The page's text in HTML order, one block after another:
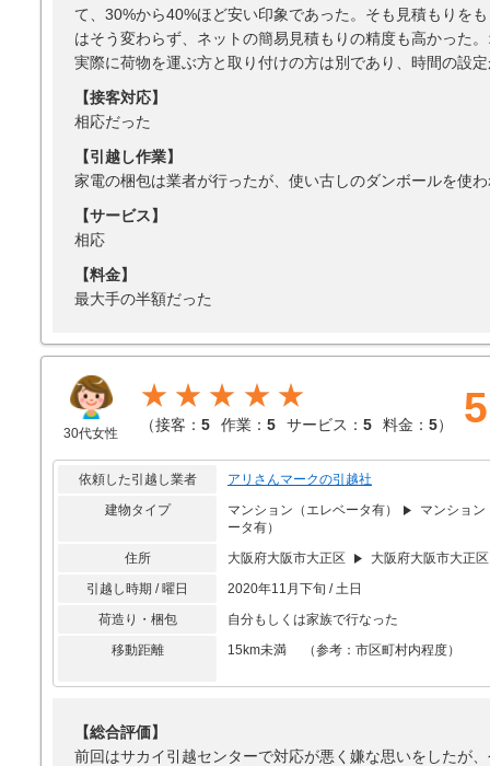
て、30%から40%ほど安い印象であった。そも見積もりを
はそう変わらず、ネットの簡易見積もりの精度も高かった
実際に荷物を運ぶ方と取り付けの方は別であり、時間の設
【接客対応】
相応だった
【引越し作業】
家電の梱包は業者が行ったが、使い古しのダンボールを使
【サービス】
相応
【料金】
最大手の半額だった
30代女性
★★★★★
（接客： 5 作業： 5 サービス： 5 料金： 5） 5
依頼した引越し業者
アリさんマークの引越社
建物タイプ
マンション（エレベータ有）
マンション
ータ有）
住所
大阪府大阪市大正区
大阪府大阪市大正区
引越し時期 / 曜日
2020年11月下旬 / 土日
荷造り・梱包
自分もしくは家族で行なった
移動距離
15km未満 （参考：市区町村内程度）
【総合評価】
前回はサカイ引越センターで対応が悪く嫌な思いをしたが